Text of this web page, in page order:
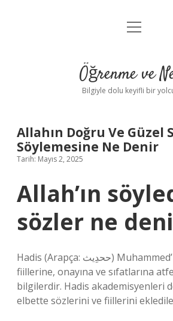
Anasayfa
Yasal Uyarı
menüyü
Öğrenme ve
Bilgiyle dolu keyifli bir
Allahın Doğru Ve Güzel
Söylemesine Ne Denir
Tarih: Mayıs 2, 2025
Allah’ın
sözler ne
Hadis (Arapça: ححدِيث) Muhammed’in sözlerine,
fiillerine, onayına ve sıfatlarına
bilgilerdir. Hadis akademisyenleri
elbette sözlerini ve fiillerini